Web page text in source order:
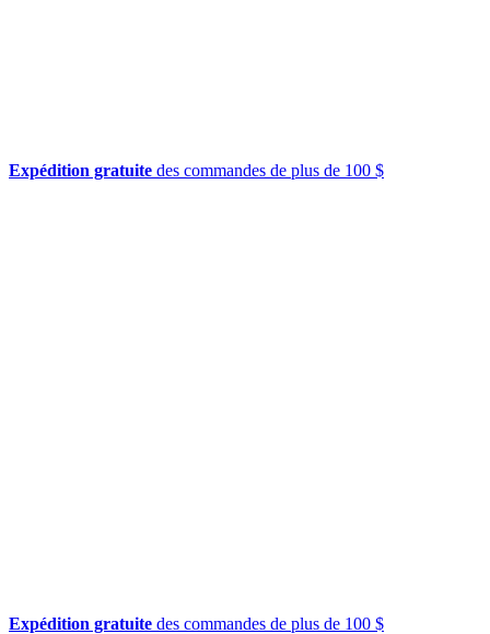
Expédition gratuite des commandes de plus de 100 $
Expédition gratuite des commandes de plus de 100 $